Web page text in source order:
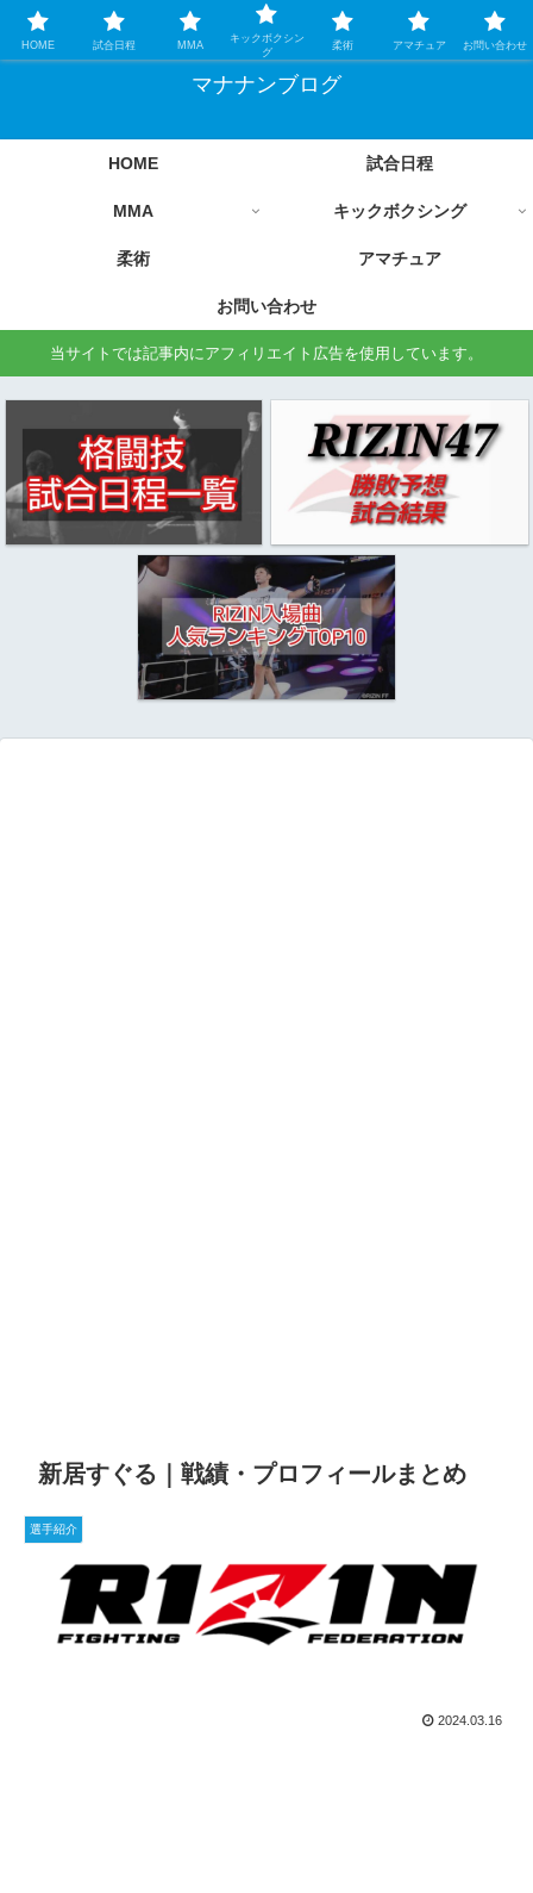
格闘技情報を中心に毎日更新します
マナナンブログ
HOME 試合日程
MMA キックボクシング
柔術 アマチュア
お問い合わせ
当サイトでは記事内にアフィリエイト広告を使用しています。
新居すぐる｜戦績・プロフィールまとめ
選手紹介
2024.03.16
HOME 試合日程 MMA
キックボクシン
グ
柔術 アマチュア お問い合わせ